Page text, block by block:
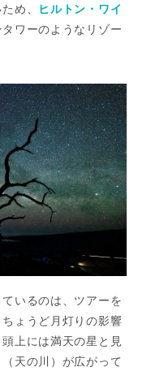
め、 ヒルトン・ワイ
ワーのようなリゾー
いるのは、ツアーを
ょうど月灯りの影響
上には満天の星と見
天の川）が広がって